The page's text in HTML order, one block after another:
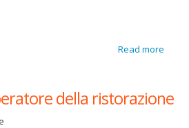
Read more
della ristorazione